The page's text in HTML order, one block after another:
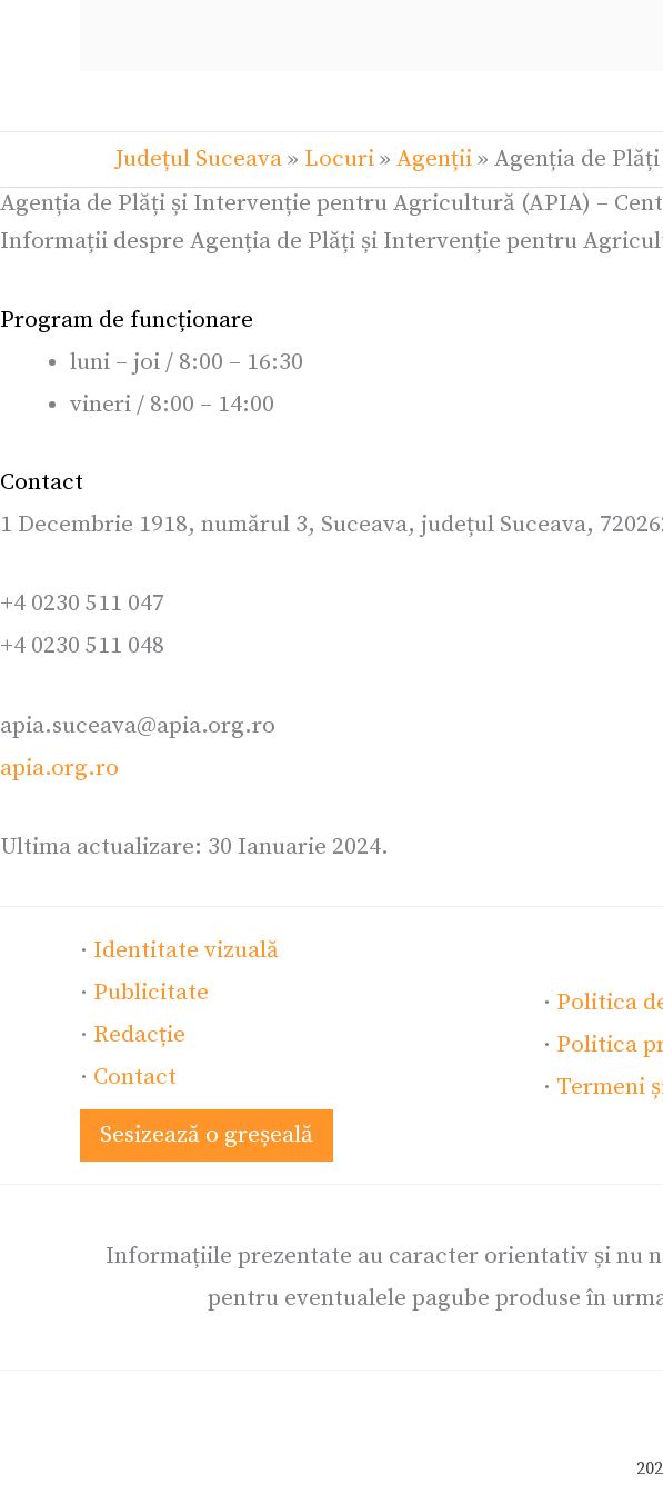
Județul Suceava» Locuri» Agenții» Agenția de
Agenția de Plăți și Intervenție pentru Agricultură (APIA) –
Informații despre Agenția de Plăți și Intervenție pentru
Program de funcționare
luni – joi / 8:00 – 16:30
vineri / 8:00 – 14:00
Contact
1 Decembrie 1918, numărul 3, Suceava, județul Suceava,
+4 0230 511 047
+4 0230 511 048
apia.suceava@apia.org.ro
apia.org.ro
Ultima actualizare: 30 Ianuarie 2024.
· Identitate vizuală
· Publicitate
· Redacție
· Contact
Sesizează o greșeală
· Politica
· Politica
· Termeni
Informațiile prezentate au caracter orientativ și nu
pentru eventualele pagube produse în